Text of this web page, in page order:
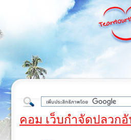
คอม เว็บกำจัดปลวก